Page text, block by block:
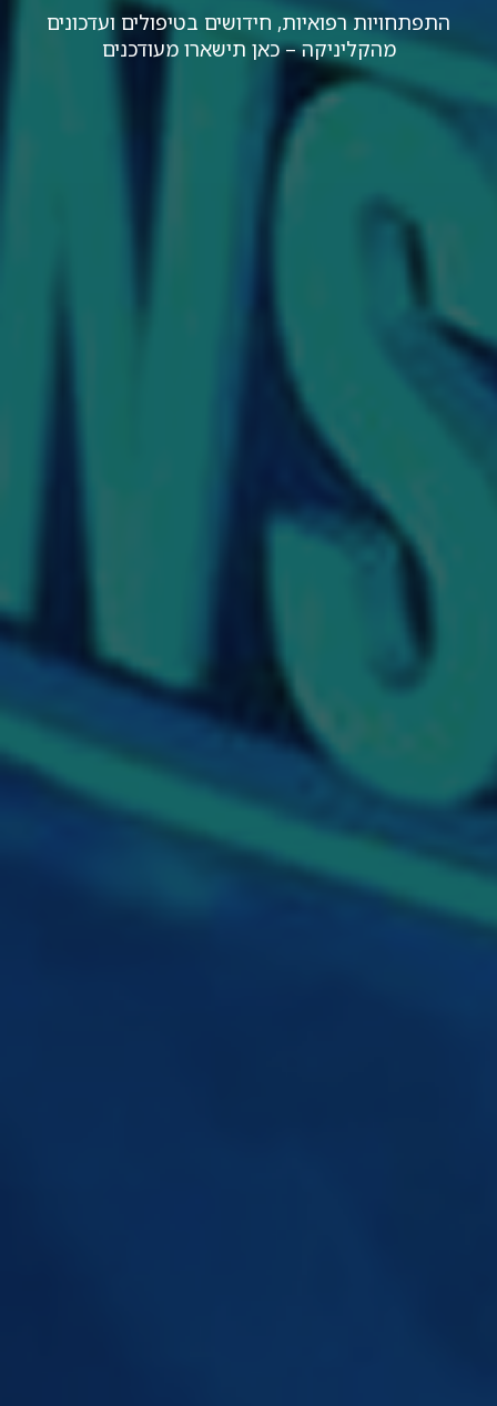
התפתחויות רפואיות, חידושים בטיפולים ועדכונים
מהקליניקה – כאן תישארו מעודכנים